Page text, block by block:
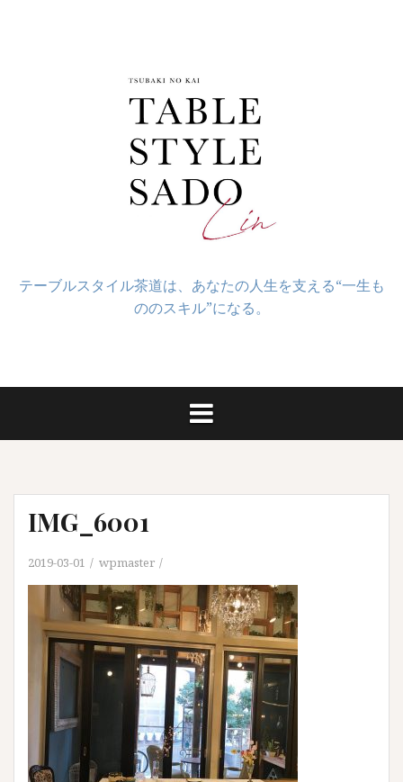
テーブルスタイル茶道は、あなたの人生を支える“一生も
ののスキル”になる。
IMG_6001
2019-03-01 wpmaster